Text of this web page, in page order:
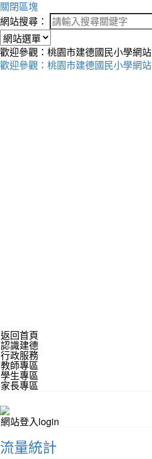
關閉區塊
網站搜尋：
歡迎參觀：桃園市建德國民小學網站
歡迎參觀：桃園市建德國民小學網站
返回首頁
認識建德
行政服務
教師專區
學生專區
家長專區
網站登入login
流量統計